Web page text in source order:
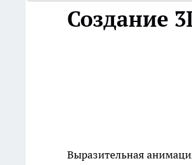
Создание
Выразительная